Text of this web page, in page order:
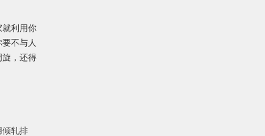
就利用你
不与人
旋，还得
倾轧排